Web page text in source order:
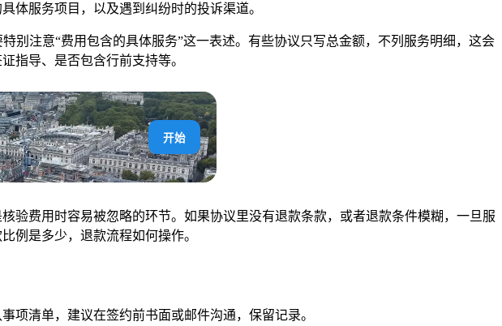
体服务项目，以及遇到纠纷时的投诉渠道。
别注意“费用包含的具体服务”这一表述。有些协议只写总金额，不列服务明细，这会
指导、是否包含行前支持等。
开始
验费用时容易被忽略的环节。如果协议里没有退款条款，或者退款条件模糊，一旦服
例是多少，退款流程如何操作。
项清单，建议在签约前书面或邮件沟通，保留记录。